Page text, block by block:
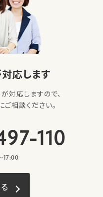
応します
対応しますので、
相談ください。
110
17:00